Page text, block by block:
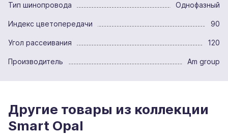
Тип шинопровода Однофазный
Индекс цветопередачи 90
Угол рассеивания 120
Производитель Am group
Другие товары из коллекции
Smart Opal